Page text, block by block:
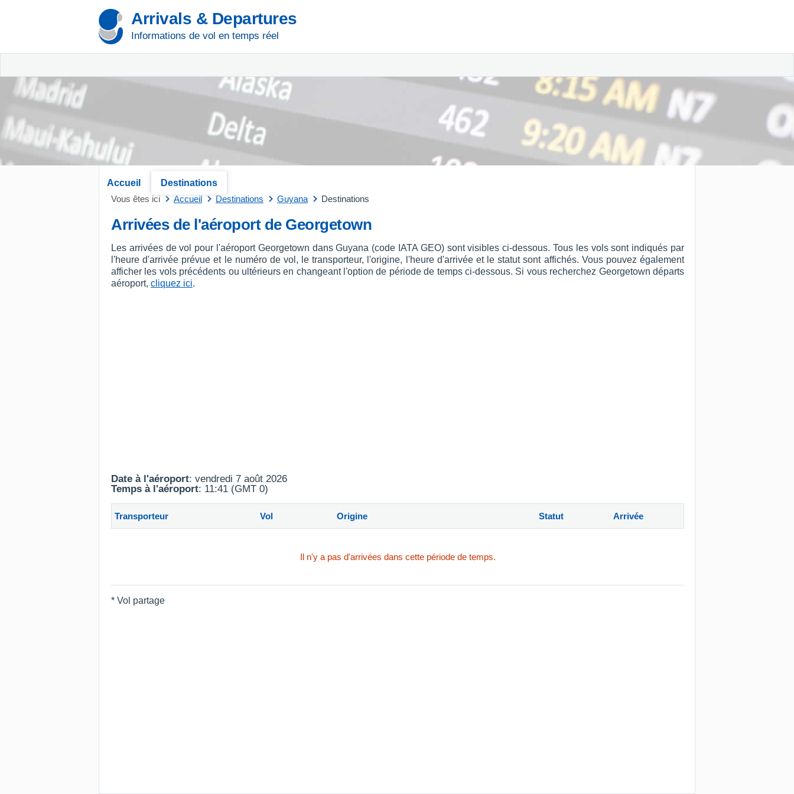
Arrivals & Departures
Informations de vol en temps réel
Accueil
Destinations
Vous êtes ici
Accueil Destinations Guyana Destinations
Arrivées de l'aéroport de Georgetown
Les arrivées de vol pour l'aéroport Georgetown dans Guyana (code IATA GEO) sont visibles ci-dessous. Tous les vols sont indiqués par
l'heure d'arrivée prévue et le numéro de vol, le transporteur, l'origine, l'heure d'arrivée et le statut sont affichés. Vous pouvez également
afficher les vols précédents ou ultérieurs en changeant l'option de période de temps ci-dessous. Si vous recherchez Georgetown départs
aéroport, cliquez ici.
Date à l'aéroport: vendredi 7 août 2026
Temps à l'aéroport: 11:41 (GMT 0)
Transporteur Vol Origine Statut Arrivée
Il n'y a pas d'arrivées dans cette période de temps.
* Vol partage